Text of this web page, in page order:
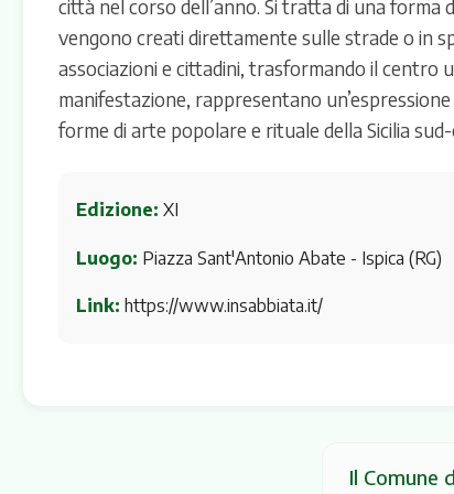
città nel corso dell’anno. Si tratta di una
vengono creati direttamente sulle strade o in
associazioni e cittadini, trasformando il centro
manifestazione, rappresentano
forme di arte popolare e rituale della Sicilia
Edizione: XI
Luogo: Piazza Sant'Antonio Abate - Ispica (RG)
Link: https://www.insabbiata.it/
Il Comune